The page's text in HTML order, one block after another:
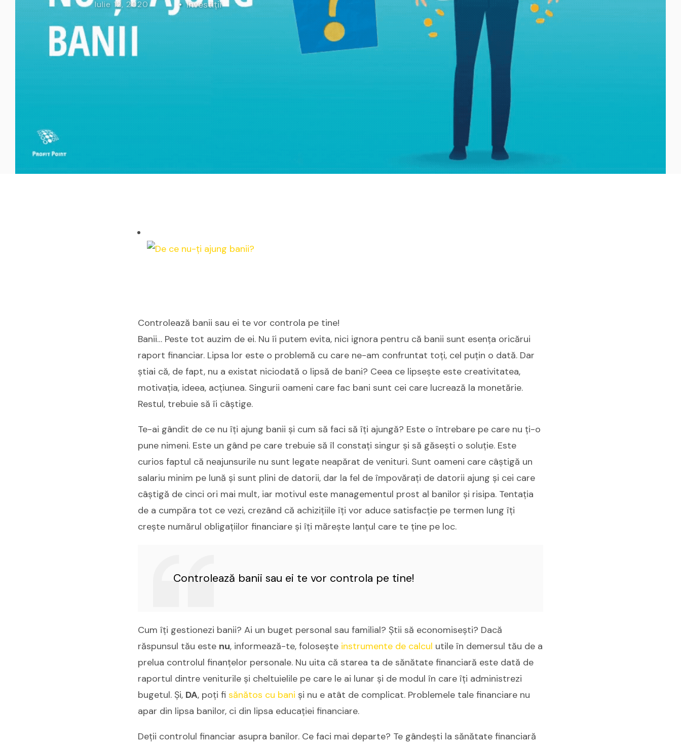
Curs MomentumTool Strategia AS
Iulie 12, 2020 Investiții
Controlează banii sau ei te vor controla pe tine!
Banii… Peste tot auzim de ei. Nu îi putem evita, nici ignora pentru că banii sunt esența oricărui
raport financiar. Lipsa lor este o problemă cu care ne-am confruntat toți, cel puțin o dată. Dar
știai că, de fapt, nu a existat niciodată o lipsă de bani? Ceea ce lipsește este creativitatea,
motivația, ideea, acțiunea. Singurii oameni care fac bani sunt cei care lucrează la monetărie.
Restul, trebuie să îi câștige.
Te-ai gândit de ce nu îți ajung banii și cum să faci să îți ajungă? Este o întrebare pe care nu ți-o
pune nimeni. Este un gând pe care trebuie să îl constați singur și să găsești o soluție. Este
curios faptul că neajunsurile nu sunt legate neapărat de venituri. Sunt oameni care câștigă un
salariu minim pe lună și sunt plini de datorii, dar la fel de împovărați de datorii ajung și cei care
câștigă de cinci ori mai mult, iar motivul este managementul prost al banilor și risipa. Tentația
de a cumpăra tot ce vezi, crezând că achizițiile îți vor aduce satisfacție pe termen lung îți
crește numărul obligațiilor financiare și îți mărește lanțul care te ține pe loc.
Controlează banii sau ei te vor controla pe tine!
Cum îți gestionezi banii? Ai un buget personal sau familial? Știi să economisești? Dacă
răspunsul tău este nu, informează-te, folosește instrumente de calcul utile în demersul tău de a
prelua controlul finanțelor personale. Nu uita că starea ta de sănătate financiară este dată de
raportul dintre veniturile și cheltuielile pe care le ai lunar și de modul în care îți administrezi
bugetul. Și, DA, poți fi sănătos cu bani și nu e atât de complicat. Problemele tale financiare nu
apar din lipsa banilor, ci din lipsa educației financiare.
Deții controlul financiar asupra banilor. Ce faci mai departe? Te gândești la sănătate financiară